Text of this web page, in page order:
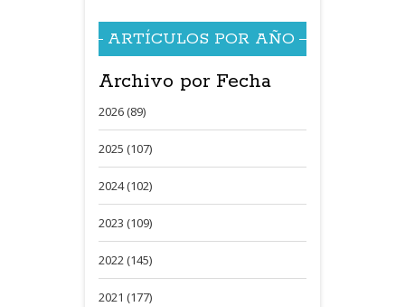
ARTÍCULOS POR AÑO
Archivo por Fecha
2026 (89)
2025 (107)
2024 (102)
2023 (109)
2022 (145)
2021 (177)